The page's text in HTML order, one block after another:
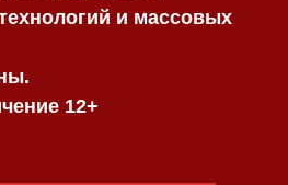
и массовых
12+